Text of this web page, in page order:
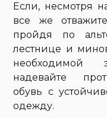
Если, несмотря
все же
пройдя по
лестнице и
необходимой
надевайте
обувь с
одежду.